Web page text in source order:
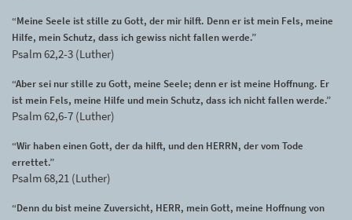
“Meine Seele ist stille zu Gott, der mir hilft. Denn er ist mein Fels, meine
Hilfe, mein Schutz, dass ich gewiss nicht fallen werde.”
Psalm 62,2-3 (Luther)
“Aber sei nur stille zu Gott, meine Seele; denn er ist meine Hoffnung. Er
ist mein Fels, meine Hilfe und mein Schutz, dass ich nicht fallen werde.”
Psalm 62,6-7 (Luther)
“Wir haben einen Gott, der da hilft, und den HERRN, der vom Tode
errettet.”
Psalm 68,21 (Luther)
“Denn du bist meine Zuversicht, HERR, mein Gott, meine Hoffnung von